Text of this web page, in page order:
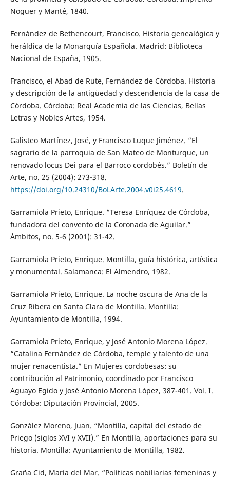
Noguer y Manté, 1840.
Fernández de Bethencourt, Francisco. Historia genealógica y
heráldica de la Monarquía Española. Madrid: Biblioteca
Nacional de España, 1905.
Francisco, el Abad de Rute, Fernández de Córdoba. Historia
y descripción de la antigüedad y descendencia de la casa de
Córdoba. Córdoba: Real Academia de las Ciencias, Bellas
Letras y Nobles Artes, 1954.
Galisteo Martínez, José, y Francisco Luque Jiménez. “El
sagrario de la parroquia de San Mateo de Monturque, un
renovado locus Dei para el Barroco cordobés.” Boletín de
Arte, no. 25 (2004): 273-318.
https://doi.org/10.24310/BoLArte.2004.v0i25.4619.
Garramiola Prieto, Enrique. “Teresa Enríquez de Córdoba,
fundadora del convento de la Coronada de Aguilar.”
Ámbitos, no. 5-6 (2001): 31-42.
Garramiola Prieto, Enrique. Montilla, guía histórica, artística
y monumental. Salamanca: El Almendro, 1982.
Garramiola Prieto, Enrique. La noche oscura de Ana de la
Cruz Ribera en Santa Clara de Montilla. Montilla:
Ayuntamiento de Montilla, 1994.
Garramiola Prieto, Enrique, y José Antonio Morena López.
“Catalina Fernández de Córdoba, temple y talento de una
mujer renacentista.” En Mujeres cordobesas: su
contribución al Patrimonio, coordinado por Francisco
Aguayo Egido y José Antonio Morena López, 387-401. Vol. I.
Córdoba: Diputación Provincial, 2005.
González Moreno, Juan. “Montilla, capital del estado de
Priego (siglos XVI y XVII).” En Montilla, aportaciones para su
historia. Montilla: Ayuntamiento de Montilla, 1982.
Graña Cid, María del Mar. “Políticas nobiliarias femeninas y